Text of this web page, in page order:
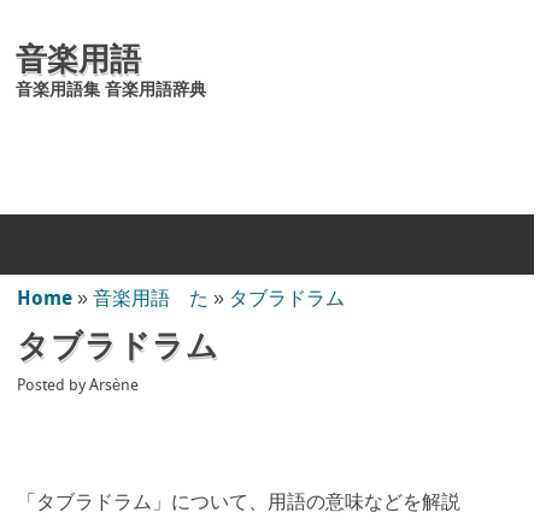
音楽用語
音楽用語集 音楽用語辞典
Home » 音楽用語 た » タブラドラム
タブラドラム
Posted by Arsène
「タブラドラム」について、用語の意味などを解説